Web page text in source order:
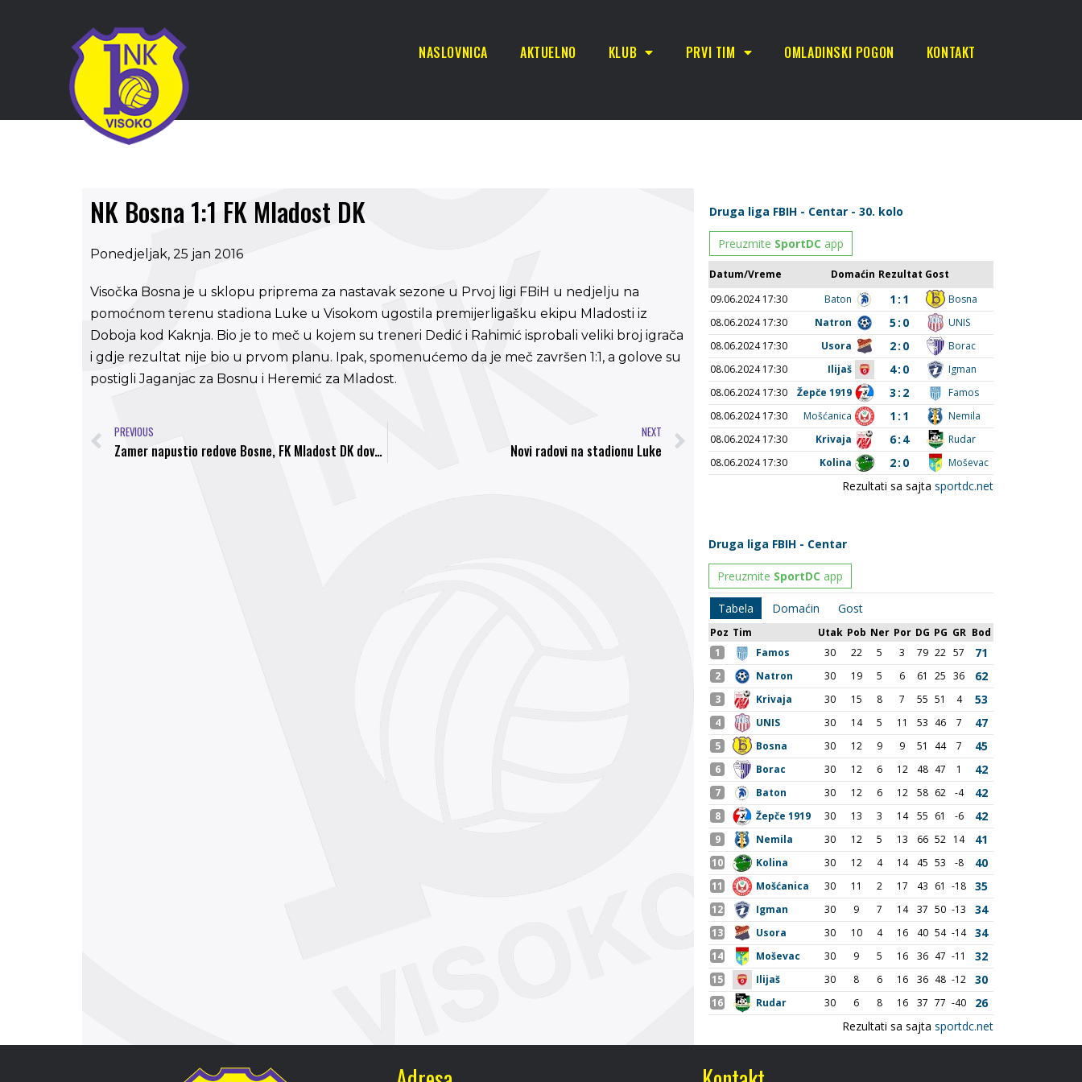
NASLOVNICA AKTUELNO KLUB PRVI TIM OMLADINSKI POGON KONTAKT
NK Bosna 1:1 FK Mladost DK
Ponedjeljak, 25 jan 2016
Visočka Bosna je u sklopu priprema za nastavak sezone u Prvoj ligi FBiH u nedjelju na
pomoćnom terenu stadiona Luke u Visokom ugostila premijerligašku ekipu Mladosti iz
Doboja kod Kaknja. Bio je to meč u kojem su treneri Dedić i Rahimić isprobali veliki broj igrača
i gdje rezultat nije bio u prvom planu. Ipak, spomenućemo da je meč završen 1:1, a golove su
postigli Jaganjac za Bosnu i Heremić za Mladost.
PREVIOUS
Zamer napustio redove Bosne, FK Mladost DK dovela najboljeg fudbalera Prve lige Federacije BiH
NEXT
Novi radovi na stadionu Luke